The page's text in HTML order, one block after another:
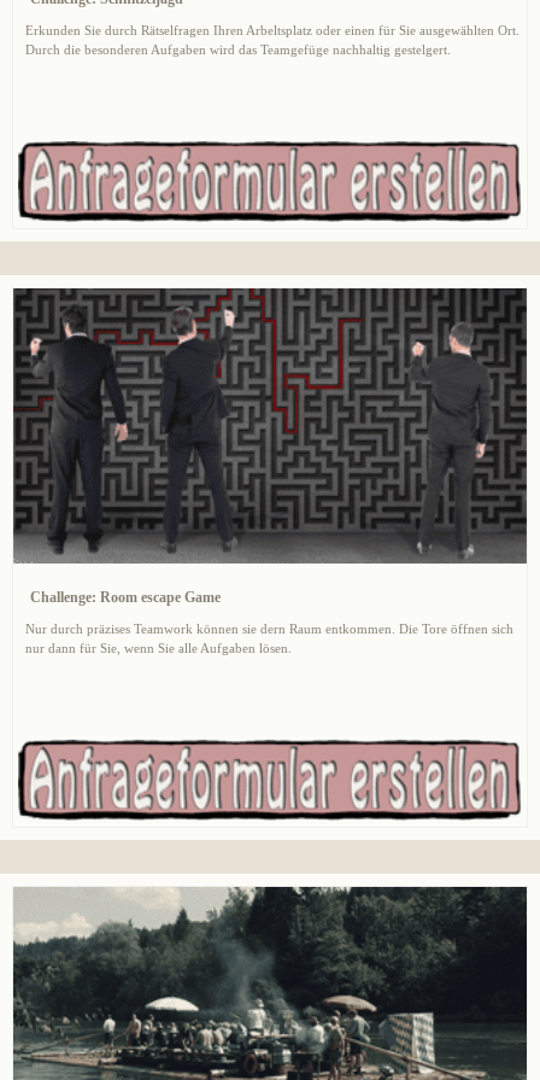
Erkunden Sie durch Rätselfragen Ihren Arbeltsplatz oder einen für Sie ausgewählten Ort.
Durch die besonderen Aufgaben wird das Teamgefüge nachhaltig gestelgert.
Challenge: Room escape Game
Nur durch präzises Teamwork können sie dern Raum entkommen. Die Tore öffnen sich
nur dann für Sie, wenn Sie alle Aufgaben lösen.